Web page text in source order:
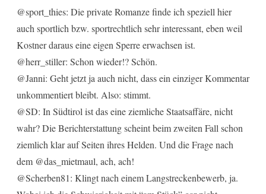
@sport_thies: Die private Romanze finde ich speziell hier
auch sportlich bzw. sportrechtlich sehr interessant, eben weil
Kostner daraus eine eigen Sperre erwachsen ist.
@herr_stiller: Schon wieder!? Schön.
@Janni: Geht jetzt ja auch nicht, dass ein einziger Kommentar
unkommentiert bleibt. Also: stimmt.
@SD: In Südtirol ist das eine ziemliche Staatsaffäre, nicht
wahr? Die Berichterstattung scheint beim zweiten Fall schon
ziemlich klar auf Seiten ihres Helden. Und die Frage nach
dem @das_mietmaul, ach, ach!
@Scherben81: Klingt nach einem Langstreckenbewerb, ja.